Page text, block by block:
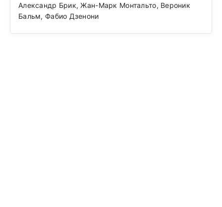
Александр Брик, Жан-Марк Монтальто, Вероник
Бальм, Фабио Дзенони